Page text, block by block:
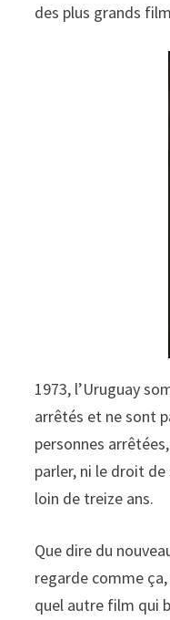
des plus grands
1973, l’Uruguay
arrêtés et ne sont
personnes
parler, ni le droit
loin de treize ans.
Que dire du
regarde comme
quel autre film qui